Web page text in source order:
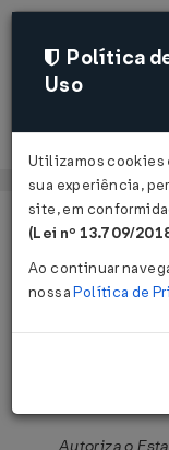
Página Inicial
Política
Uso
Utilizamos cookies
sua experiência,
site, em
(Lei nº 13.709/
Ao continuar
nossaPolítica de